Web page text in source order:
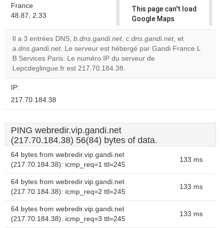
France
48.87, 2.33
This page can't load
Google Maps
correctly.
Do you
own this
Il a 3 entrées DNS, b.dns.gandi.net, c.dns.gandi.net, et
a.dns.gandi.net. Le serveur est hébergé par Gandi France L
B Services Paris. Le numéro IP du serveur de
Lepcdeglingue.fr est 217.70.184.38.
IP:
217.70.184.38
PING webredir.vip.gandi.net
(217.70.184.38) 56(84) bytes of data.
64 bytes from webredir.vip.gandi.net
(217.70.184.38): icmp_req=1 ttl=245
133 ms
64 bytes from webredir.vip.gandi.net
(217.70.184.38): icmp_req=2 ttl=245
133 ms
64 bytes from webredir.vip.gandi.net
(217.70.184.38): icmp_req=3 ttl=245
133 ms